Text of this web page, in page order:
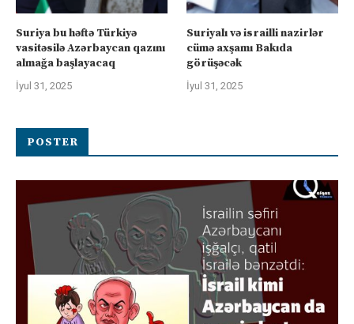
Suriya bu həftə Türkiyə
vasitəsilə Azərbaycan qazını
almağa başlayacaq
İyul 31, 2025
Suriyalı və israilli nazirlər
cümə axşamı Bakıda
görüşəcək
İyul 31, 2025
POSTER